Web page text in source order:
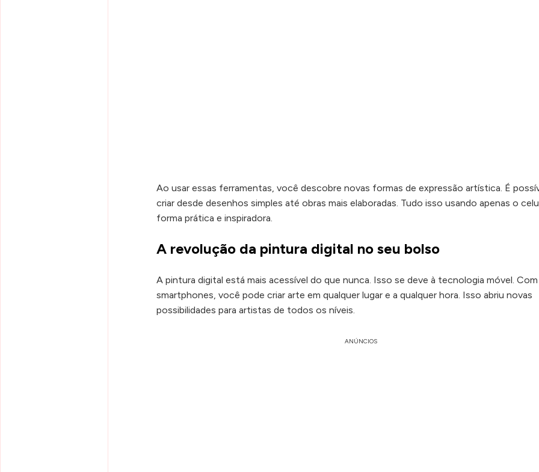
Ao usar essas ferramentas, você descobre novas formas de expressão artística. É
criar desde desenhos simples até obras mais elaboradas. Tudo isso usando apenas o
forma prática e inspiradora.
A revolução da pintura digital no seu bolso
A pintura digital está mais acessível do que nunca. Isso se deve à tecnologia móvel. Com
smartphones, você pode criar arte em qualquer lugar e a qualquer hora. Isso abriu novas
possibilidades para artistas de todos os níveis.
ANÚNCIOS